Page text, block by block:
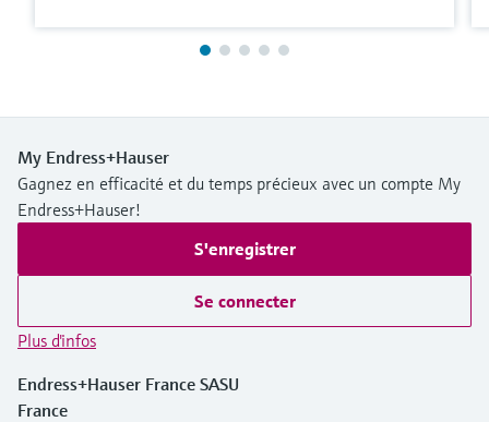
My Endress+Hauser
Gagnez en efficacité et du temps précieux avec un compte My
Endress+Hauser!
S'enregistrer
Se connecter
Plus d'infos
Endress+Hauser France SASU
France